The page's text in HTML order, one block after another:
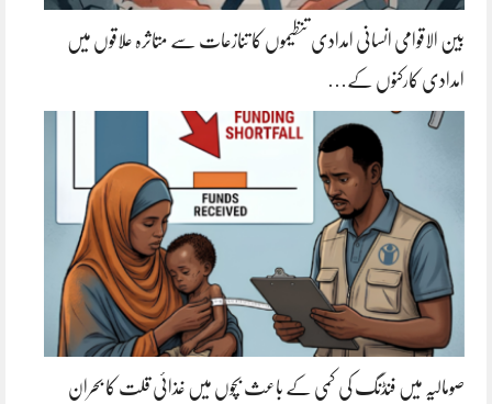
بین الاقوامی انسانی امدادی تنظیموں کا تنازعات سے متاثرہ علاقوں میں
امدادی کارکنوں کے…
صومالیہ میں فنڈنگ کی کمی کے باعث بچوں میں غذائی قلت کا بحران